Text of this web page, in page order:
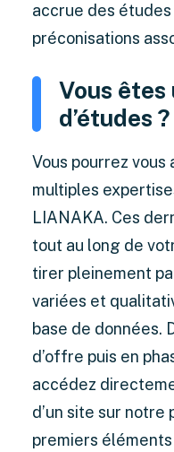
accrue des
préconisations
Vous êtes
d’études ?
Vous pourrez
multiples
LIANAKA. Ces
tout au long de
tirer pleinement
variées et
base de données.
d’offre puis en
accédez
d’un site sur
premiers